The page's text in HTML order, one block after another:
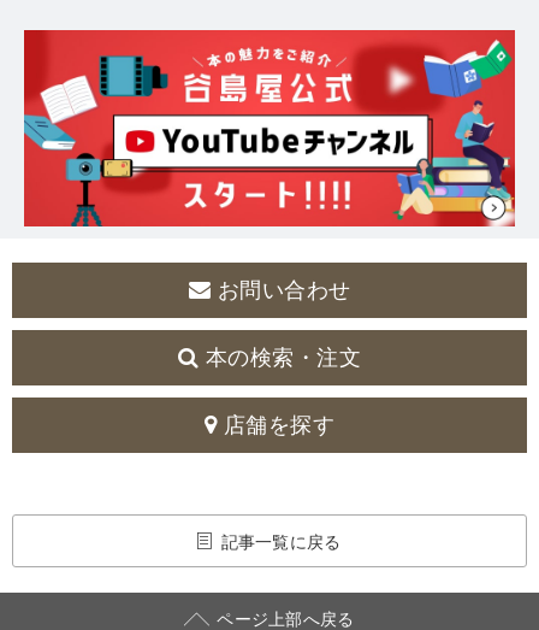
お問い合わせ
本の検索・注文
店舗を探す
記事一覧に戻る
ページ上部へ戻る